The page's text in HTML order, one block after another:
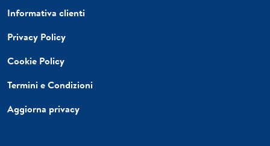
Informativa clienti
Privacy Policy
Cookie Policy
Termini e Condizioni
Aggiorna privacy